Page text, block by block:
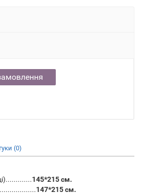
(0)
145*215 см.
147*215 см.